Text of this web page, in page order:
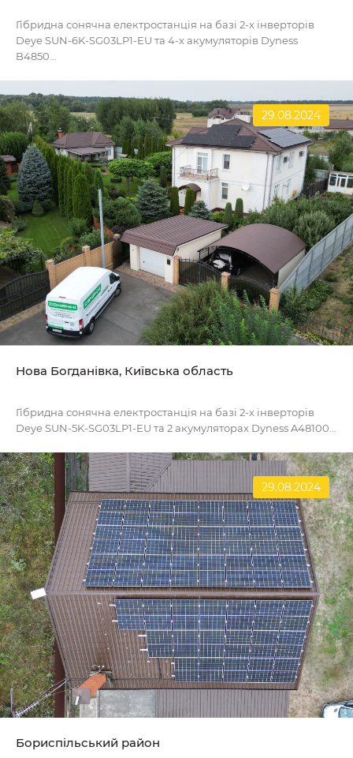
Гібридна сонячна електростанція на базі 2-х інверторів
Deye SUN-6K-SG03LP1-EU та 4-х акумуляторів Dyness
B4850...
29.08.2024
Нова Богданівка, Київська область
Гібридна сонячна електростанція на базі 2-х інверторів
Deye SUN-5K-SG03LP1-EU та 2 акумуляторах Dyness A48100...
29.08.2024
Бориспільський район